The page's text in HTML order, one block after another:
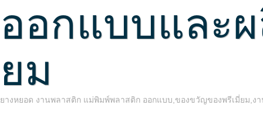
ออกแบบและ
ยม
ยางหยอด งานพลาสติก แม่พิมพ์พลาสติก ออกแบบ,ของขวัญของพรีเมี่ยม,ง